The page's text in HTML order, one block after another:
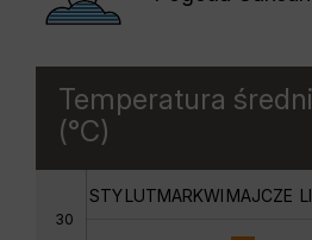
Temperatura
(°C)
30
STYLUTMARKWI MAJCZE